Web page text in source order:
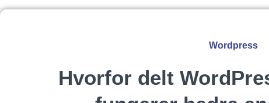
Wordpress
Hvorfor delt